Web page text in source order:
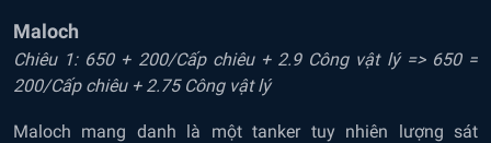
Maloch
Chiêu 1: 650 + 200/Cấp chiêu + 2.9 Công vật lý => 650 =
200/Cấp chiêu + 2.75 Công vật lý
Maloch mang danh là một tanker tuy nhiên lượng sát